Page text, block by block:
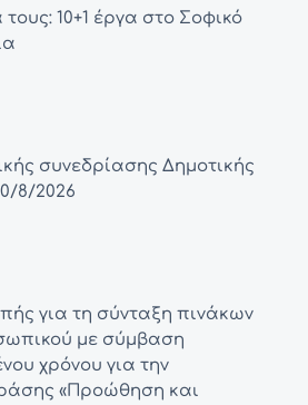
10+1 έργα στο Σοφικό
συνεδρίασης Δημοτικής
8/2026
για τη σύνταξη πινάκων
με σύμβαση
χρόνου για την
«Προώθηση και